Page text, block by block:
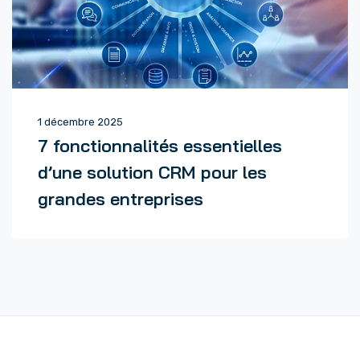
1 décembre 2025
7 fonctionnalités essentielles
d’une solution CRM pour les
grandes entreprises